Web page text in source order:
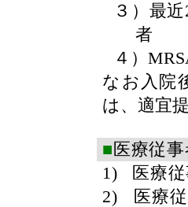
３） 最近
者
４）
なお入院
は、適宜
■ 医療従
1)
医療
2)
医療